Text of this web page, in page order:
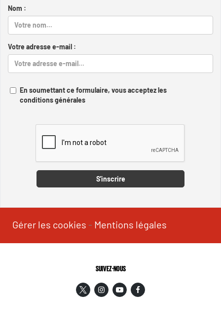
Nom :
Votre adresse e-mail :
En soumettant ce formulaire, vous acceptez les
conditions générales
S'inscrire
Gérer les cookies - Mentions légales
SUIVEZ-NOUS